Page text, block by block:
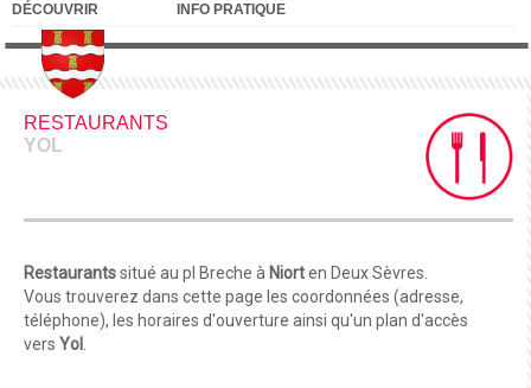
DÉCOUVRIR
INFO PRATIQUE
RESTAURANTS
YOL
Restaurantssitué au pl Breche à Niorten Deux Sèvres.
Vous trouverez dans cette page les coordonnées (adresse,
téléphone), les horaires d'ouverture ainsi qu'un plan d'accès
vers Yol .